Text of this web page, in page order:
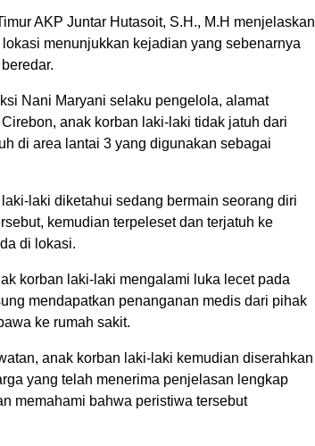
AKP Juntar Hutasoit, S.H., M.H menjelaskan
menunjukkan kejadian yang sebenarnya
Nani Maryani selaku pengelola, alamat
anak korban laki-laki tidak jatuh dari
di area lantai 3 yang digunakan sebagai
laki diketahui sedang bermain seorang diri
kemudian terpeleset dan terjatuh ke
di lokasi.
korban laki-laki mengalami luka lecet pada
mendapatkan penanganan medis dari pihak
ke rumah sakit.
anak korban laki-laki kemudian diserahkan
yang telah menerima penjelasan lengkap
memahami bahwa peristiwa tersebut